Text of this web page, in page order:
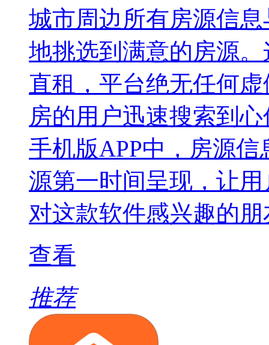
城市周边所有房源信
地挑选到满意的房源
直租，平台绝无任何
房的用户迅速搜索到
手机版APP中，房源
源第一时间呈现，让
对这款软件感兴趣的
查看
推荐